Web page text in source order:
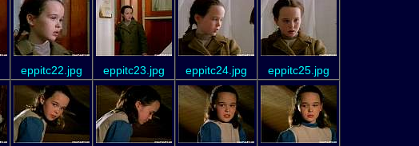
eppitc22.jpg eppitc23.jpg eppitc24.jpg eppitc25.jpg